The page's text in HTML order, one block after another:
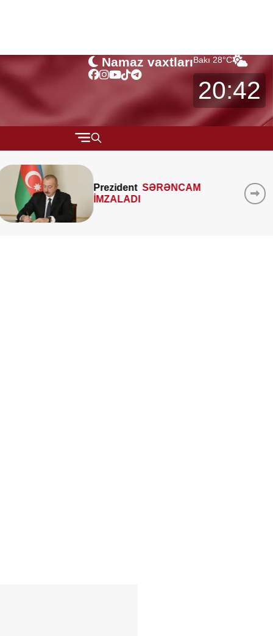
Namaz vaxtlarıBakı 28°C
20:42
MÜSAHİBƏ
MARAQLI
MTK-ların mənzil sahəsini
çöldən-çölə ölçməsi
qanunidirmi? –
Hüquqşünas